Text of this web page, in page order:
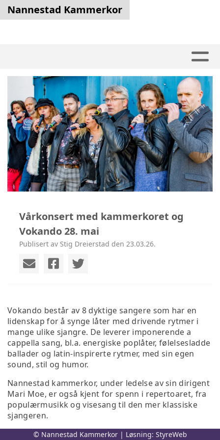
Nannestad Kammerkor
Vårkonsert med kammerkoret og
Vokando 28. mai
Publisert av Stig Dreierstad den 23.03.26.
Vokando består av 8 dyktige sangere som har en
lidenskap for å synge låter med drivende rytmer i
mange ulike sjangre. De leverer imponerende a
cappella sang, bl.a. energiske poplåter, følelsesladde
ballader og latin-inspirerte rytmer, med sin egen
sound, stil og humor.
Nannestad kammerkor, under ledelse av sin dirigent
Mari Moe, er også kjent for spenn i repertoaret, fra
populærmusikk og visesang til den mer klassiske
sjangeren.
Kammerkorets mangeårige samarbeidspartner
© Nannestad Kammerkor | Løsning: StyreWeb